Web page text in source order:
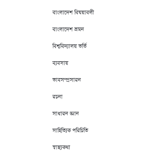
বাংলাদেশ বিষয়াবলী
বাংলাদেশ ভ্রমন
বিশ্ববিদ্যালয় ভর্তি
ব্যবসায়
ভাবসম্প্রসারন
রচনা
সাধারন জ্ঞান
সাহিত্যিক পরিচিতি
স্বাস্থ্যকথা